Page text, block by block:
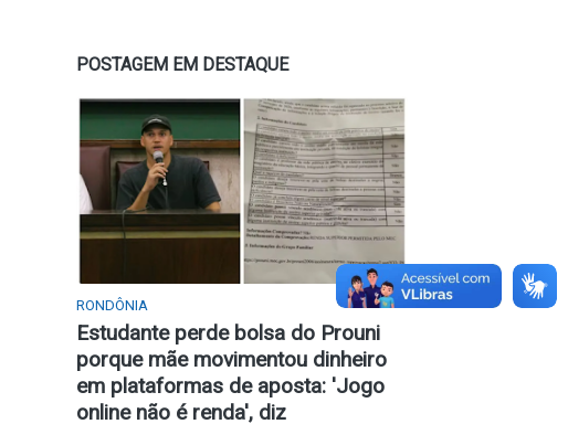
POSTAGEM EM DESTAQUE
RONDÔNIA
Estudante perde bolsa do Prouni
porque mãe movimentou dinheiro
em plataformas de aposta: 'Jogo
online não é renda', diz